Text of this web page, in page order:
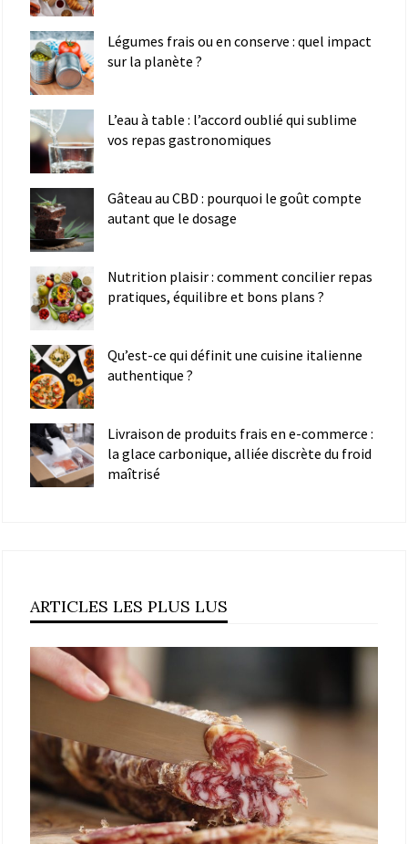
Légumes frais ou en conserve : quel impact
sur la planète ?
L’eau à table : l’accord oublié qui sublime
vos repas gastronomiques
Gâteau au CBD : pourquoi le goût compte
autant que le dosage
Nutrition plaisir : comment concilier repas
pratiques, équilibre et bons plans ?
Qu’est-ce qui définit une cuisine italienne
authentique ?
Livraison de produits frais en e-commerce :
la glace carbonique, alliée discrète du froid
maîtrisé
ARTICLES LES PLUS LUS